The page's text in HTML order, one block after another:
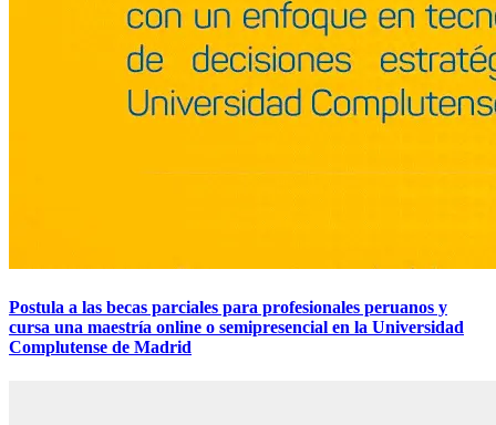
Postula a las becas parciales para profesionales peruanos y
cursa una maestría online o semipresencial en la Universidad
Complutense de Madrid